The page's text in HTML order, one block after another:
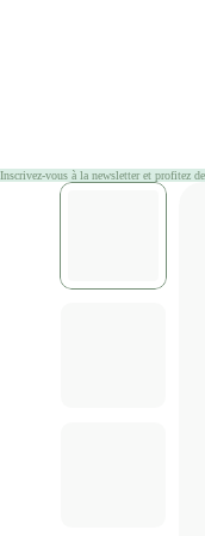
Inscrivez-vous à la newsletter et profitez